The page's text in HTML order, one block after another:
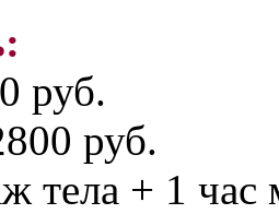
руб.
руб.
тела + 1